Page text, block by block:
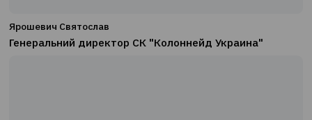
Генеральный директор